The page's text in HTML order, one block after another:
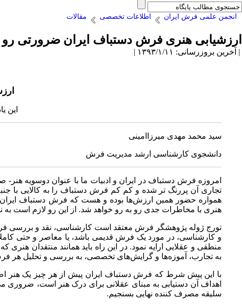
انجمن علمی فرش ایران اطلاعات تخصصی مقالات
ارزشیابی هنری فرش دستباف ایران ضرورتی
| آخرین بروزرسانی: ۱۳۹۳/۱/۱۱ |
این
سید محمد مهدی میرزاامینی
دانشجوی کارشناسی ارشد مدیریت فرش
امروزه فرش دستباف در ایران و ادبیات ما با عنوان دوسویه
تجاری آن پررنگ تر شده و کم کم فرش دستباف را به کالایی با
همواره حضور همین ارزش‌ها بوده و هست که فرش دستباف ایران
هنری با مخاطرات جدی رو به رو خواهد شد. از این رو لازم است
تورج ژوله پژوهشگر فرش معتقد است کارشناسی، نقد و بررسی فرش
و کارشناسی، در مورد یک فرش قدیمی باشد، یا معاصر و حتی
منطقی و عقلایی ارایه نمود. در این راه باید همانند منتقدان
به تجارب، آموزه‌ها و گرایش‌های تخصصی، به بررسی و تحلیل هر فرش
با این پیش شرط که فرش دستباف ایران پیش از هر چیز یک هنر
اهداف آن دستیابی به مبنای عقلانی برای درک هنر است، ضروری
سلیقه مصرف کننده نهایی بسنجیم.